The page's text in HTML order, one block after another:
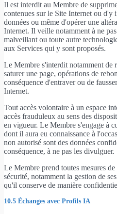
Il est interdit au Membre de
contenues sur le Site Internet ou d'y
données ou même d'opérer une
Internet. Il veille notamment à ne
malveillant ou toute autre
aux Services qui y sont proposés.
Le Membre s'interdit notamment de
saturer une page, opérations de
conséquence d'entraver ou de
Internet.
Tout accès volontaire à un espace
accès frauduleux au sens des
en vigueur. Le Membre s'engage à
dont il aura eu connaissance à
non autorisé sont des données
conséquence, à ne pas les divulguer.
Le Membre prend toutes mesures
sécurité, notamment la gestion de
qu'il conserve de manière
10.5 Échanges avec Profils IA